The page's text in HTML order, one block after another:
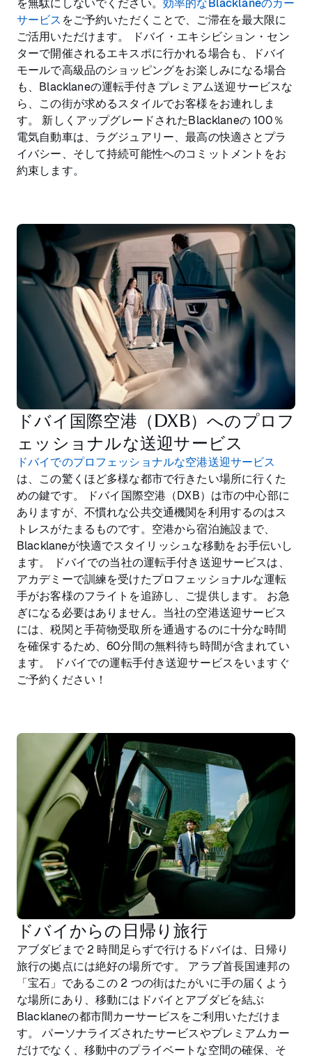
を無駄にしないでください。 効率的なBlacklaneのカー
サービス をご予約いただくことで、ご滞在を最大限に
ご活用いただけます。 ドバイ・エキシビション・セン
ターで開催されるエキスポに行かれる場合も、ドバイ
モールで高級品のショッピングをお楽しみになる場合
も、Blacklaneの運転手付きプレミアム送迎サービスな
ら、この街が求めるスタイルでお客様をお連れしま
す。 新しくアップグレードされたBlacklaneの 100％
電気自動車は、ラグジュアリー、最高の快適さとプラ
イバシー、そして持続可能性へのコミットメントをお
約束します。
ドバイ国際空港（DXB）へのプロフ
ェッショナルな送迎サービス
ドバイでのプロフェッショナルな空港送迎サービス
は、この驚くほど多様な都市で行きたい場所に行くた
めの鍵です。 ドバイ国際空港（DXB）は市の中心部に
ありますが、不慣れな公共交通機関を利用するのはス
トレスがたまるものです。空港から宿泊施設まで、
Blacklaneが快適でスタイリッシュな移動をお手伝いし
ます。 ドバイでの当社の運転手付き送迎サービスは、
アカデミーで訓練を受けたプロフェッショナルな運転
手がお客様のフライトを追跡し、ご提供します。 お急
ぎになる必要はありません。当社の空港送迎サービス
には、税関と手荷物受取所を通過するのに十分な時間
を確保するため、60分間の無料待ち時間が含まれてい
ます。 ドバイでの運転手付き送迎サービスをいますぐ
ご予約ください！
ドバイからの日帰り旅行
アブダビまで 2 時間足らずで行けるドバイは、日帰り
旅行の拠点には絶好の場所です。 アラブ首長国連邦の
「宝石」であるこの 2 つの街はたがいに手の届くよう
な場所にあり、移動にはドバイとアブダビを結ぶ
Blacklaneの都市間カーサービスをご利用いただけま
す。 パーソナライズされたサービスやプレミアムカー
だけでなく、移動中のプライベートな空間の確保、そ